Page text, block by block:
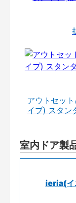
アウトセッ
イプ) スタン
室内ドア製
ieria(イ